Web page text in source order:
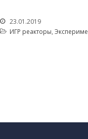
23.01.2019
ИГР реакторы,